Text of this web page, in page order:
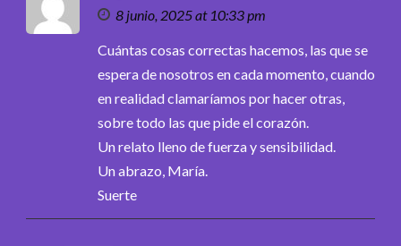
8 junio, 2025 at 10:33 pm
Cuántas cosas correctas hacemos, las que se
espera de nosotros en cada momento, cuando
en realidad clamaríamos por hacer otras,
sobre todo las que pide el corazón.
Un relato lleno de fuerza y sensibilidad.
Un abrazo, María.
Suerte